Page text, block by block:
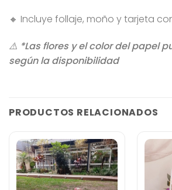
🔸 Incluye follaje, moño y tarjeta
⚠️ *Las flores y el color del papel
según la disponibilidad
PRODUCTOS RELACIONADOS